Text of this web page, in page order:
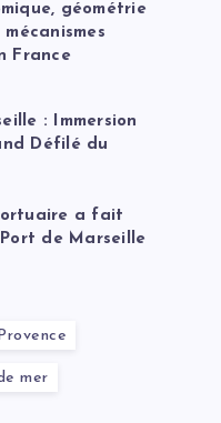
géométrie
France
: Immersion
Défilé du
a fait
de Marseille
mer